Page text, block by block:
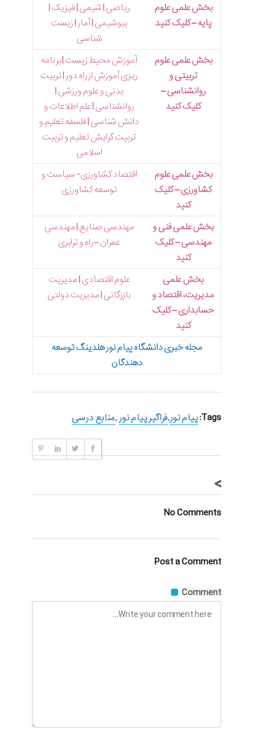
بخش علمی علوم
پایه – کلیک کنید
ریاضی | شیمی | فیزیک |
بیوشیمی | آمار | زیست
شناسی
بخش علمی علوم
تربیتی و
روانشناسی –
کلیک کنید
آموزش محیط زیست | برنامه
ریزی آموزش از راه دور | تربیت
بدنی و علوم ورزشی |
روانشناسی | علم اطلاعات و
دانش شناسی | فلسفه تعلیم و
تربیت گرایش تعلیم و تربیت
اسلامی
بخش علمی علوم
کشاورزی – کلیک
کنید
اقتصاد کشاورزی- سیاست و
توسعه کشاورزی
بخش علمی فنی و
مهندسی – کلیک
کنید
مهندسی صنایع | مهندسی
عمران – راه و ترابری
بخش علمی
مدیریت، اقتصاد و
حسابداری – کلیک
کنید
علوم اقتصادی | مدیریت
بازرگانی | مدیریت دولتی
مجله خبری دانشگاه پیام نور هلدینگ توسعه
دهندگان
Tags: پیام نور,فراگیر پیام نور,منابع درسی
>
No Comments
Post a Comment
Comment